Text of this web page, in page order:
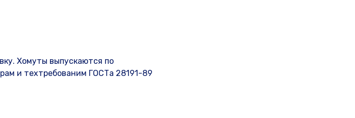
Хомуты выпускаются по
и техтребованим ГОСТа 28191-89